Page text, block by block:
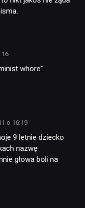
whore”.
o 16:19
9 letnie dziecko
nazwę
głowa boli na